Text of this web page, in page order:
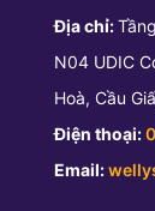
Địa chỉ:
N04 UDIC
Hoà, Cầu
Điện thoại:
Email: